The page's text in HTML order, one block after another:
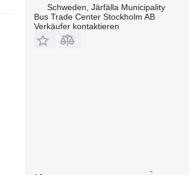
Schweden, Järfälla Municipality
Bus Trade Center Stockholm AB
Verkäufer kontaktieren